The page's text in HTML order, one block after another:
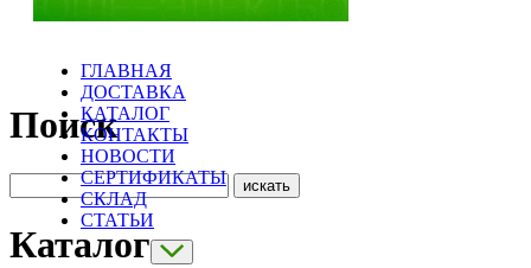
ГЛАВНАЯ
ДОСТАВКА
КАТАЛОГ
КОНТАКТЫ
НОВОСТИ
СЕРТИФИКАТЫ
СКЛАД
СТАТЬИ
Поиск
Каталог